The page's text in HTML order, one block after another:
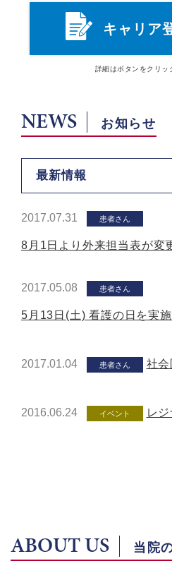
キャリア
詳細はボタン をクリッ
NEWS お知らせ
最新情報
2017.07.31 患者さん
8月1日より外来担当表が変
2017.05.08 患者さん
5月13日(土) 看護の日を実施
2017.01.04 患者さん 社
2016.06.24 イベント レ
ABOUT US 当院